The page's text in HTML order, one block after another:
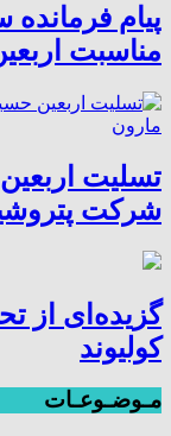
پیام
مناسبت
تسلیت
شرکت
گزیده‌ای از
کولیوند
مـوضـوعـات